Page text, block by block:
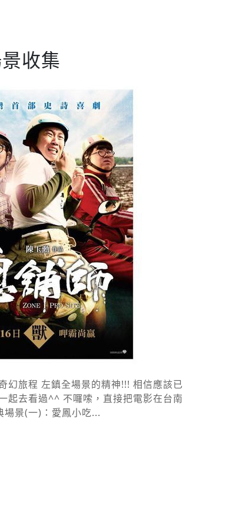
收集
幻旅程 左鎮全場景的精神!!! 相信應該已
起去看過^^ 不囉嗦，直接把電影在台南
景(一)：愛鳳小吃...